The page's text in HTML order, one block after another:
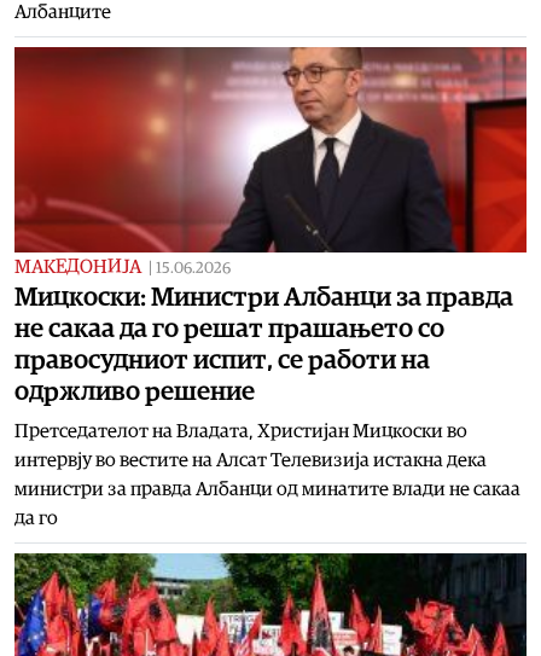
Албанците
МАКЕДОНИЈА 15.06.2026
Мицкоски: Министри Албанци за правда
не сакаа да го решат прашањето со
правосудниот испит, се работи на
одржливо решение
Претседателот на Владата, Христијан Мицкоски во
интервју во вестите на Алсат Телевизија истакна дека
министри за правда Албанци од минатите влади не сакаа
да го